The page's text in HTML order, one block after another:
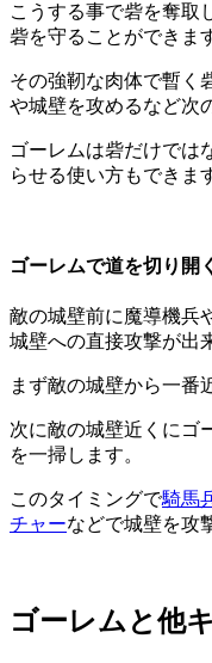
こうする事で砦を奪取
砦を守ることができま
その強靭な肉体で暫く
や城壁を攻めるなど次
ゴーレムは砦だけでは
らせる使い方もできま
ゴーレムで道を切り開く
敵の城壁前に魔導機兵
城壁への直接攻撃が出
まず敵の城壁から一番
次に敵の城壁近くにゴ
を一掃します。
このタイミングで騎馬
チャーなどで城壁を攻
ゴーレムと他